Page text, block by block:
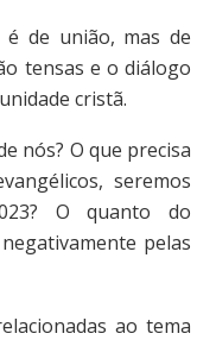
de união, mas de
tensas e o diálogo
cristã.
nós? O que precisa
seremos
O quanto do
pelas
ao tema